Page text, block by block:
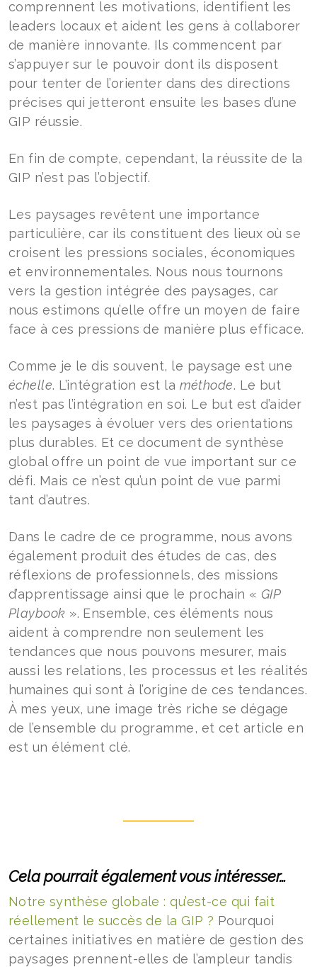
comprennent les motivations, identifient les
leaders locaux et aident les gens à collaborer
de manière innovante. Ils commencent par
s’appuyer sur le pouvoir dont ils disposent
pour tenter de l’orienter dans des directions
précises qui jetteront ensuite les bases d’une
GIP réussie.
En fin de compte, cependant, la réussite de la
GIP n’est pas l’objectif.
Les paysages revêtent une importance
particulière, car ils constituent des lieux où se
croisent les pressions sociales, économiques
et environnementales. Nous nous tournons
vers la gestion intégrée des paysages, car
nous estimons qu’elle offre un moyen de faire
face à ces pressions de manière plus efficace.
Comme je le dis souvent, le paysage est une
échelle. L’intégration est la méthode. Le but
n’est pas l’intégration en soi. Le but est d’aider
les paysages à évoluer vers des orientations
plus durables. Et ce document de synthèse
global offre un point de vue important sur ce
défi. Mais ce n’est qu’un point de vue parmi
tant d’autres.
Dans le cadre de ce programme, nous avons
également produit des études de cas, des
réflexions de professionnels, des missions
d’apprentissage ainsi que le prochain « GIP
Playbook ». Ensemble, ces éléments nous
aident à comprendre non seulement les
tendances que nous pouvons mesurer, mais
aussi les relations, les processus et les réalités
humaines qui sont à l’origine de ces tendances.
À mes yeux, une image très riche se dégage
de l’ensemble du programme, et cet article en
est un élément clé.
Cela pourrait également vous intéresser…
Notre synthèse globale : qu’est-ce qui fait
réellement le succès de la GIP ? Pourquoi
certaines initiatives en matière de gestion des
paysages prennent-elles de l’ampleur tandis